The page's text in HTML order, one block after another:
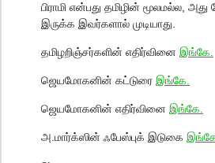
பிராமி என்பது தமிழின் மூலமல்ல,
இருக்க இவர்களால் முடியாது.
தமிழறிஞ்சர்களின் எதிர்வினை இங்கே.
ஜெயமோகனின் கட்டுரை இங்கே.
ஜெயமோகனின் எதிர்வினை இங்கே.
அ.மார்க்ஸின் ஃபேஸ்புக் இடுகை